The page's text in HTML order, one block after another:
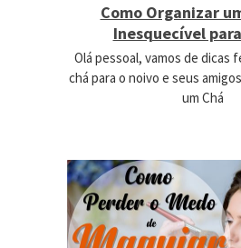
Como Organizar
Inesquecível
Olá pessoal, vamos de dicas
chá para o noivo e seus
um Chá